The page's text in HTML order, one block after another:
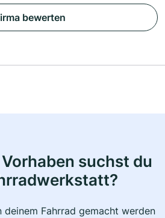
bewerten
suchst du
deinem Fahrrad gemacht werden